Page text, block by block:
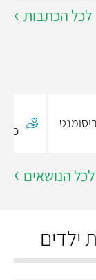
לכל הכתבות
לכל הנושאים
ילדים